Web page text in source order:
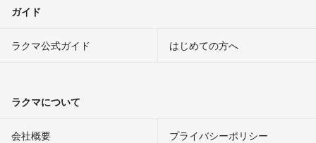
ガイド
ラクマ公式ガイド はじめての方へ
ラクマについて
会社概要 プライバシーポリシー